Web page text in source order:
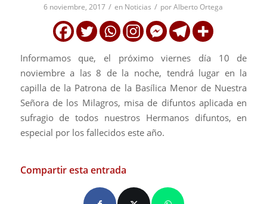
6 noviembre, 2017 / en Noticias / porAlberto Ortega
Informamos que, el próximo viernes día 10 de
noviembre a las 8 de la noche, tendrá lugar en la
capilla de la Patrona de la Basílica Menor de Nuestra
Señora de los Milagros, misa de difuntos aplicada en
sufragio de todos nuestros Hermanos difuntos, en
especial por los fallecidos este año.
Compartir esta entrada